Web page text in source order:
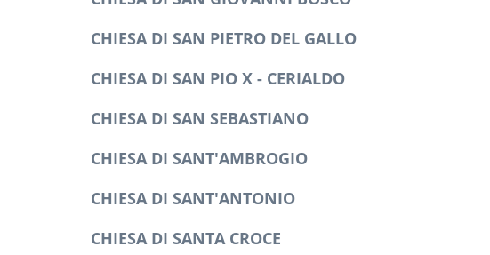
CHIESA DI SAN PIETRO DEL GALLO
CHIESA DI SAN PIO X - CERIALDO
CHIESA DI SAN SEBASTIANO
CHIESA DI SANT'AMBROGIO
CHIESA DI SANT'ANTONIO
CHIESA DI SANTA CROCE